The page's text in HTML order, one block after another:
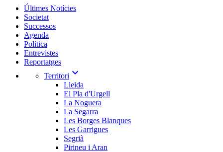
Últimes Notícies
Societat
Successos
Agenda
Política
Entrevistes
Reportatges
Territori expand_more
Lleida
El Pla d'Urgell
La Noguera
La Segarra
Les Borges Blanques
Les Garrigues
Segrià
Pirineu i Aran